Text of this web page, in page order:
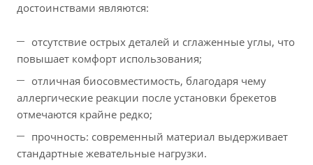
достоинствами являются:
отсутствие острых деталей и сглаженные углы, что
повышает комфорт использования;
отличная биосовместимость, благодаря чему
аллергические реакции после установки брекетов
отмечаются крайне редко;
прочность: современный материал выдерживает
стандартные жевательные нагрузки.